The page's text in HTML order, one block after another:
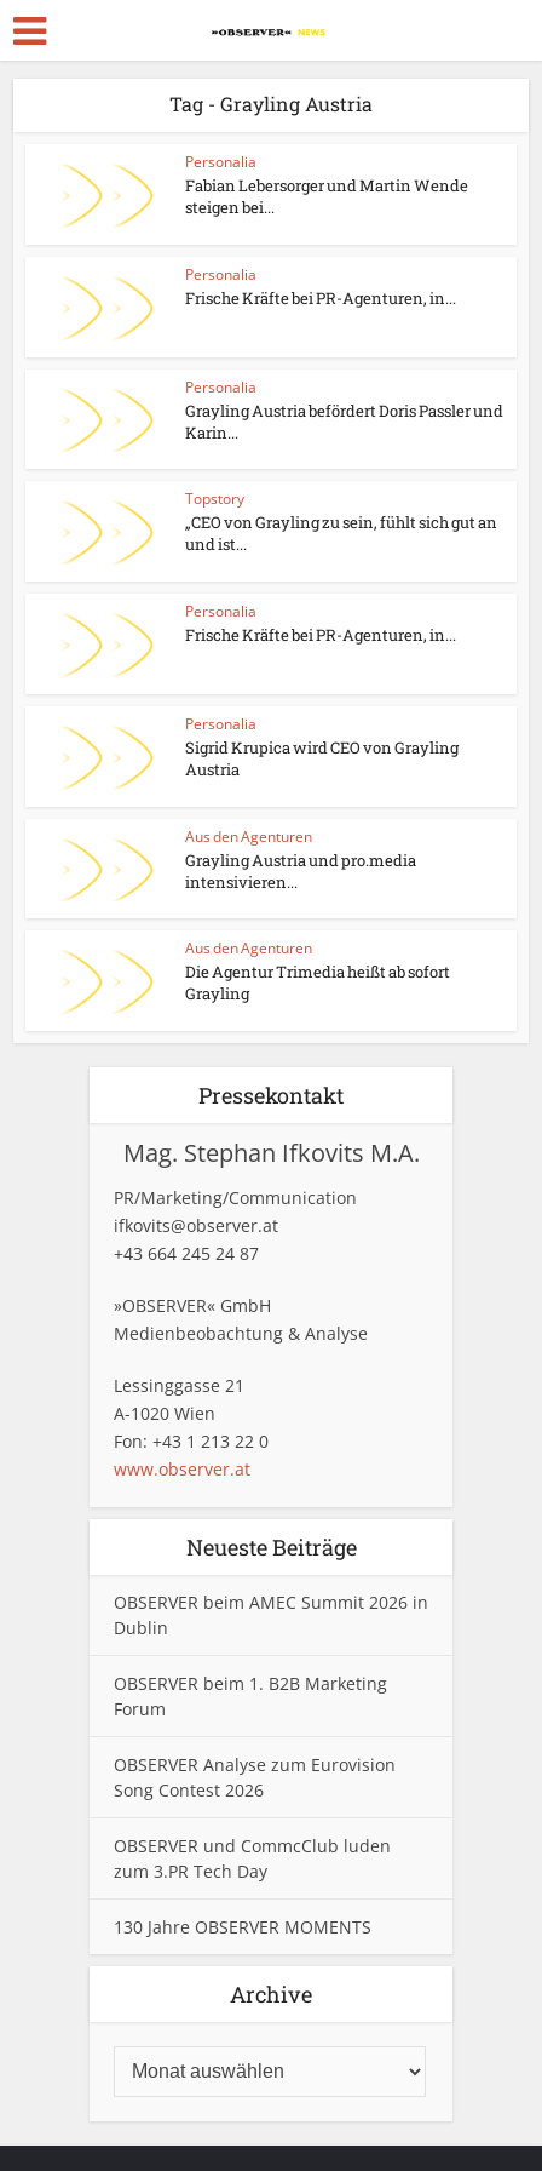
Tag - Grayling Austria
Personalia
Fabian Lebersorger und Martin Wende
steigen bei...
Personalia
Frische Kräfte bei PR-Agenturen, in...
Personalia
Grayling Austria befördert Doris Passler und
Karin...
Topstory
„CEO von Grayling zu sein, fühlt sich gut an
und ist...
Personalia
Frische Kräfte bei PR-Agenturen, in...
Personalia
Sigrid Krupica wird CEO von Grayling
Austria
Aus den Agenturen
Grayling Austria und pro.media
intensivieren...
Aus den Agenturen
Die Agentur Trimedia heißt ab sofort
Grayling
Pressekontakt
Mag. Stephan Ifkovits M.A.
PR/Marketing/Communication
ifkovits@observer.at
+43 664 245 24 87
»OBSERVER« GmbH
Medienbeobachtung & Analyse
Lessinggasse 21
A-1020 Wien
Fon: +43 1 213 22 0
www.observer.at
Neueste Beiträge
OBSERVER beim AMEC Summit 2026 in
Dublin
OBSERVER beim 1. B2B Marketing
Forum
OBSERVER Analyse zum Eurovision
Song Contest 2026
OBSERVER und CommcClub luden
zum 3.PR Tech Day
130 Jahre OBSERVER MOMENTS
Archive